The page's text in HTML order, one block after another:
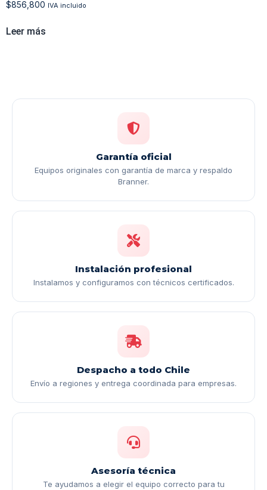
$856,800 IVA incluido
Leer más
Garantía oficial
Equipos originales con garantía de marca y respaldo
Branner.
Instalación profesional
Instalamos y configuramos con técnicos certificados.
Despacho a todo Chile
Envío a regiones y entrega coordinada para empresas.
Asesoría técnica
Te ayudamos a elegir el equipo correcto para tu